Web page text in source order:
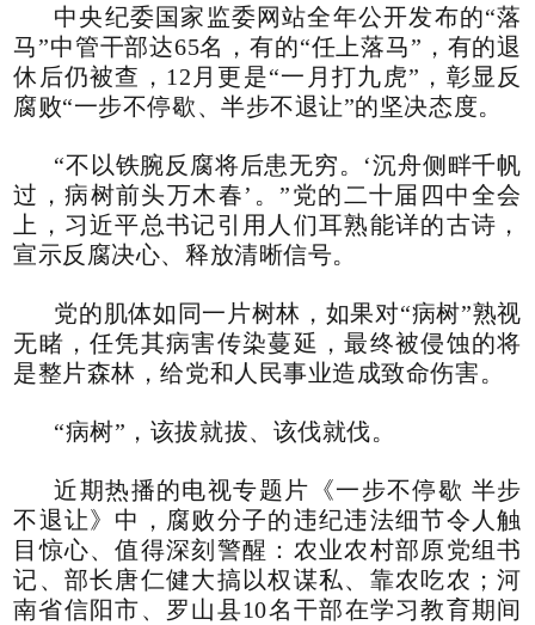
中央纪委国家监委网站全年公开发布的“落
马”中管干部达65名，有的“任上落马”，有的退
休后仍被查，12月更是“一月打九虎”，彰显反
腐败“一步不停歇、半步不退让”的坚决态度。
“不以铁腕反腐将后患无穷。‘沉舟侧畔千帆
过，病树前头万木春’。”党的二十届四中全会
上，习近平总书记引用人们耳熟能详的古诗，
宣示反腐决心、释放清晰信号。
党的肌体如同一片树林，如果对“病树”熟视
无睹，任凭其病害传染蔓延，最终被侵蚀的将
是整片森林，给党和人民事业造成致命伤害。
“病树”，该拔就拔、该伐就伐。
近期热播的电视专题片《一步不停歇 半步
不退让》中，腐败分子的违纪违法细节令人触
目惊心、值得深刻警醒：农业农村部原党组书
记、部长唐仁健大搞以权谋私、靠农吃农；河
南省信阳市、罗山县10名干部在学习教育期间